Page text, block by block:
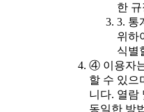
한
3. 통
위하
식별
④ 이용자
할 수 있으
니다. 열람
동일한 방